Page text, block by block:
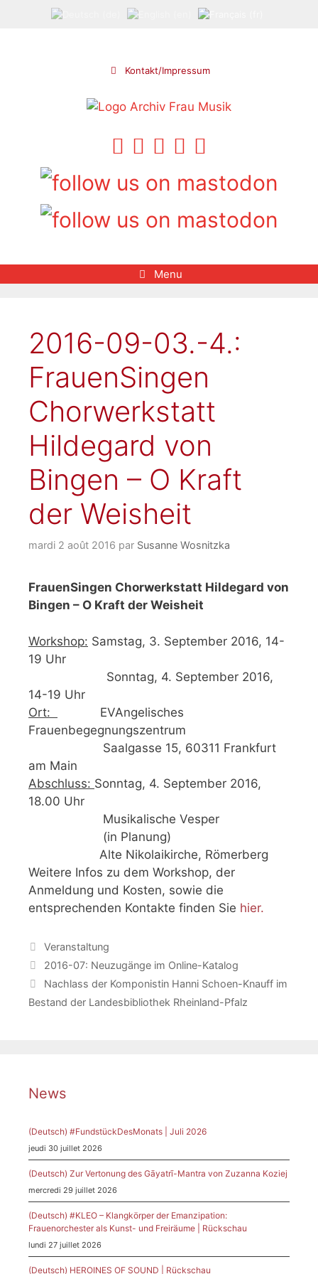
Kontakt/Impressum
Menu
2016-09-03.-4.:
FrauenSingen
Chorwerkstatt
Hildegard von
Bingen – O Kraft
der Weisheit
mardi 2 août 2016 par Susanne Wosnitzka
FrauenSingen Chorwerkstatt Hildegard von
Bingen – O Kraft der Weisheit
Workshop: Samstag, 3. September 2016, 14-
19 Uhr
Sonntag, 4. September 2016,
14-19 Uhr
Ort:
EVAngelisches
Frauenbegegnungszentrum
Saalgasse 15, 60311 Frankfurt
am Main
Abschluss: Sonntag, 4. September 2016,
18.00 Uhr
Musikalische Vesper
(in Planung)
Alte Nikolaikirche, Römerberg
Weitere Infos zu dem Workshop, der
Anmeldung und Kosten, sowie die
entsprechenden Kontakte finden Sie hier.
Catégories
Veranstaltung
2016-07: Neuzugänge im Online-Katalog
Nachlass der Komponistin Hanni Schoen-Knauff im
Bestand der Landesbibliothek Rheinland-Pfalz
News
(Deutsch) #FundstückDesMonats | Juli 2026
jeudi 30 juillet 2026
(Deutsch) Zur Vertonung des Gāyatrī-Mantra von Zuzanna Koziej
mercredi 29 juillet 2026
(Deutsch) #KLEO – Klangkörper der Emanzipation:
Frauenorchester als Kunst- und Freiräume | Rückschau
lundi 27 juillet 2026
(Deutsch) HEROINES OF SOUND | Rückschau